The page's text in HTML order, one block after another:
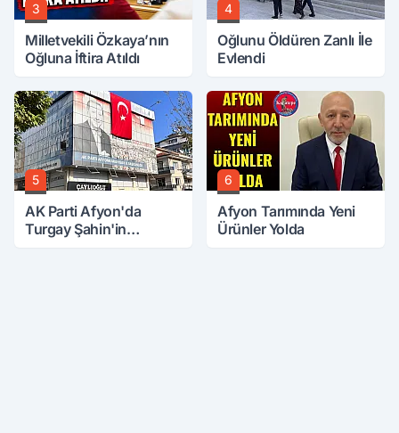
3
Milletvekili Özkaya’nın
Oğluna İftira Atıldı
4
Oğlunu Öldüren Zanlı İle
Evlendi
5
AK Parti Afyon'da
Turgay Şahin'in
6
Afyon Tarımında Yeni
Ürünler Yolda